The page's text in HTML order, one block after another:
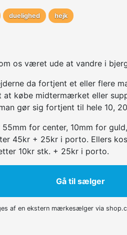
duelighed hejk
os været ude at vandre i
da fortjent et eller flere
købe midtermærket eller
gør sig fortjent til hele 10,
for center, 10mm for
45kr + 25kr i porto. Ellers
10kr stk. + 25kr i porto.
Gå til sælger
af en ekstern mærkesælger via